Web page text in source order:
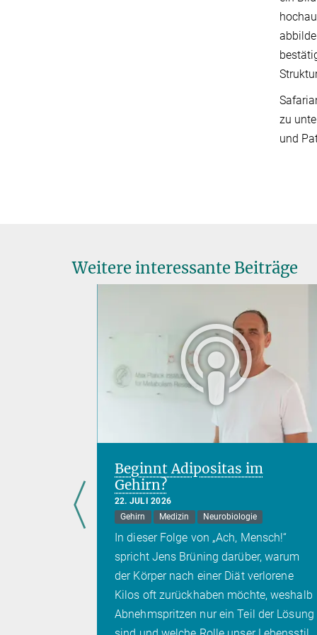
zu
und
Weitere interessante Beiträge
Beginnt Adipositas im
Gehirn?
22. JULI 2026
Gehirn
Medizin Neurobiologie
In dieser Folge von „Ach, Mensch!“
spricht Jens Brüning darüber, warum
der Körper nach einer Diät verlorene
Kilos oft zurückhaben möchte, weshalb
Abnehmspritzen nur ein Teil der Lösung